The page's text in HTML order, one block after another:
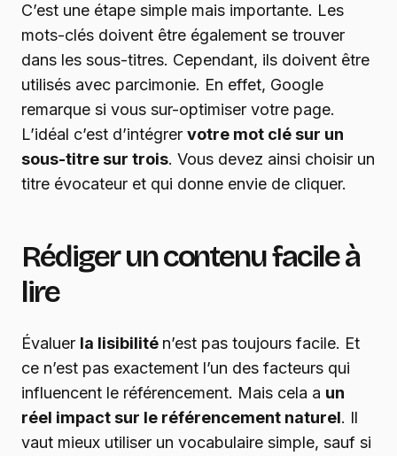
C’est une étape simple mais importante. Les
mots-clés doivent être également se trouver
dans les sous-titres. Cependant, ils doivent être
utilisés avec parcimonie. En effet, Google
remarque si vous sur-optimiser votre page.
L’idéal c’est d’intégrer votre mot clé sur un
sous-titre sur trois. Vous devez ainsi choisir un
titre évocateur et qui donne envie de cliquer.
Rédiger un contenu facile à
lire
Évaluer la lisibilité n’est pas toujours facile. Et
ce n’est pas exactement l’un des facteurs qui
influencent le référencement. Mais cela a un
réel impact sur le référencement naturel. Il
vaut mieux utiliser un vocabulaire simple, sauf si